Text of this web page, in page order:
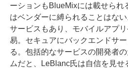
ーションもBlueMixには載せられ
はベンダーに縛られることはな
サービスもあり、モバイルアプ
易。セキュアにバックエンドサ
る。包括的なサービスの開発者
ムだと、LeBlanc氏は自信を見せ